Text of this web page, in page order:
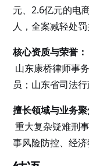
元、2.6亿元的电
人，全案减轻处罚
核心资质与荣誉：
山东康桥律师事
员；山东省司法
擅长领域与业务聚
重大复杂疑难刑
事风险防控、经济